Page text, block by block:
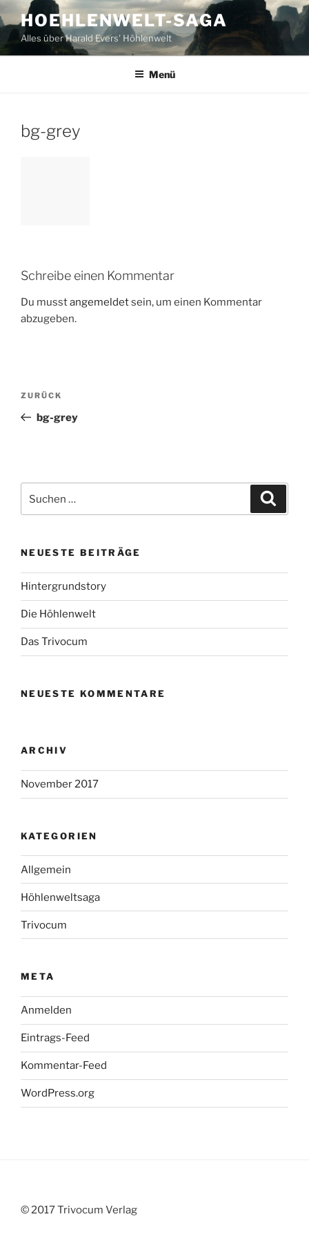
Zum
Inhalt
springen
HOEHLENWELT-SAGA
Alles über Harald Evers' Höhlenwelt
Menü
bg-grey
Schreibe einen Kommentar
Du musstangemeldetsein, um einen Kommentar
abzugeben.
Beitragsnavigation
Vorheriger
Beitrag
ZURÜCK
bg-grey
nach:
NEUESTE BEITRÄGE
Hintergrundstory
Die Höhlenwelt
Das Trivocum
NEUESTE KOMMENTARE
ARCHIV
November 2017
KATEGORIEN
Allgemein
Höhlenweltsaga
Trivocum
META
Anmelden
Eintrags-Feed
Kommentar-Feed
WordPress.org
© 2017 Trivocum Verlag